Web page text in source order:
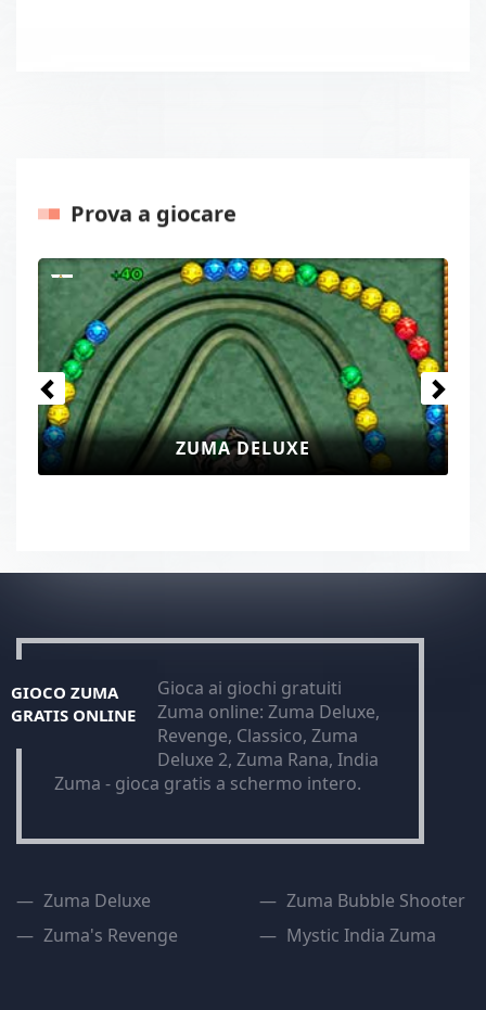
Prova a giocare
ZUMA DELUXE
Precedenti
GIOCO ZUMA
GRATIS ONLINE
Gioca ai giochi gratuiti
Zuma online: Zuma Deluxe,
Revenge, Classico, Zuma
Deluxe 2, Zuma Rana, India
Zuma - gioca gratis a schermo intero.
Zuma Deluxe
Zuma's Revenge
Zuma Bubble Shooter
Mystic India Zuma